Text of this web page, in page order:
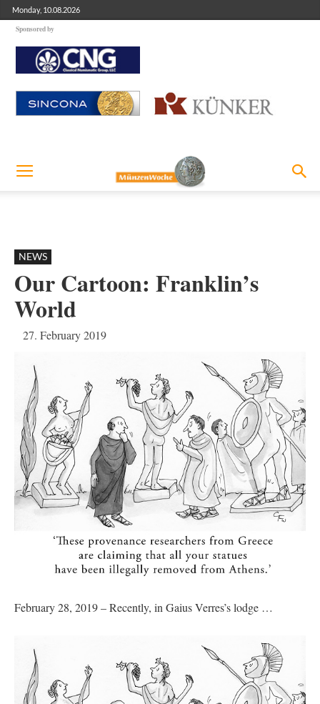
Monday, 10.08.2026
Sponsored by
NEWS
Our Cartoon: Franklin’s
World
27. February 2019
February 28, 2019 – Recently, in Gaius Verres’s lodge …